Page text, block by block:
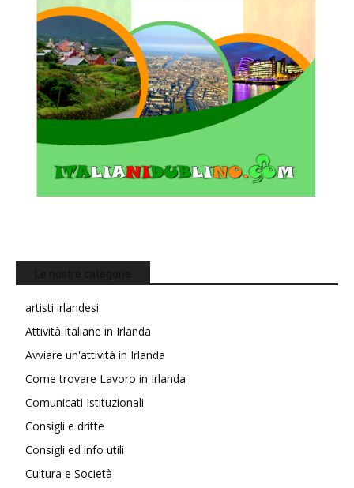
artisti irlandesi
Attività Italiane in Irlanda
Avviare un'attività in Irlanda
Come trovare Lavoro in Irlanda
Comunicati Istituzionali
Consigli e dritte
Consigli ed info utili
Cultura e Società